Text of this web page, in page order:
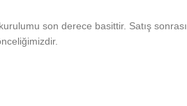
son derece basittir. Satış sonrası